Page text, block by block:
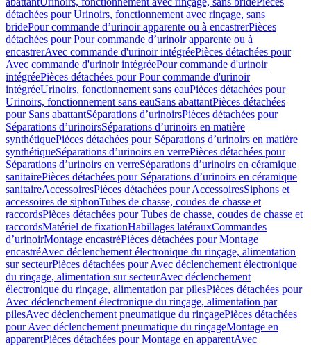
détachées pour Urinoirs, fonctionnement avec rinçage, sans
bridePour commande d’urinoir apparente ou à encastrerPièces
détachées pour Pour commande d’urinoir apparente ou à
encastrerAvec commande d'urinoir intégréePièces détachées pour
Avec commande d'urinoir intégréePour commande d'urinoir
intégréePièces détachées pour Pour commande d'urinoir
intégréeUrinoirs, fonctionnement sans eauPièces détachées pour
Urinoirs, fonctionnement sans eauSans abattantPièces détachées
pour Sans abattantSéparations d’urinoirsPièces détachées pour
Séparations d’urinoirsSéparations d’urinoirs en matière
synthétiquePièces détachées pour Séparations d’urinoirs en matière
synthétiqueSéparations d’urinoirs en verrePièces détachées pour
Séparations d’urinoirs en verreSéparations d’urinoirs en céramique
sanitairePièces détachées pour Séparations d’urinoirs en céramique
sanitaireAccessoiresPièces détachées pour AccessoiresSiphons et
accessoires de siphonTubes de chasse, coudes de chasse et
raccordsPièces détachées pour Tubes de chasse, coudes de chasse et
raccordsMatériel de fixationHabillages latérauxCommandes
dʼurinoirMontage encastréPièces détachées pour Montage
encastréAvec déclenchement électronique du rinçage, alimentation
sur secteurPièces détachées pour Avec déclenchement électronique
du rinçage, alimentation sur secteurAvec déclenchement
électronique du rinçage, alimentation par pilesPièces détachées pour
Avec déclenchement électronique du rinçage, alimentation par
pilesAvec déclenchement pneumatique du rinçagePièces détachées
pour Avec déclenchement pneumatique du rinçageMontage en
apparentPièces détachées pour Montage en apparentAvec